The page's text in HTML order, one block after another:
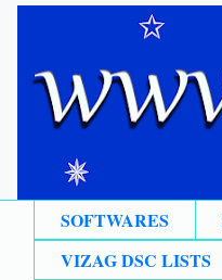
SOFTWARES
VIZAG DSC LISTS